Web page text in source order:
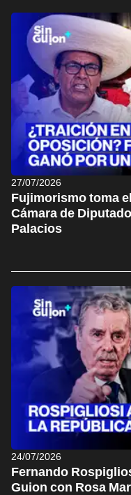
27/07/2026
Fujimorismo toma
Cámara de
Palacios
24/07/2026
Fernando
Guion con Rosa